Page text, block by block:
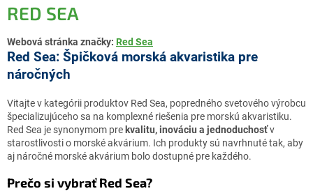
RED SEA
Webová stránka značky: Red Sea
Red Sea: Špičková morská akvaristika pre
náročných
Vitajte v kategórii produktov Red Sea, popredného svetového výrobcu
špecializujúceho sa na komplexné riešenia pre morskú akvaristiku.
Red Sea je synonymom pre kvalitu, inováciu a jednoduchosťv
starostlivosti o morské akvárium. Ich produkty sú navrhnuté tak, aby
aj náročné morské akvárium bolo dostupné pre každého.
Prečo si vybrať Red Sea?